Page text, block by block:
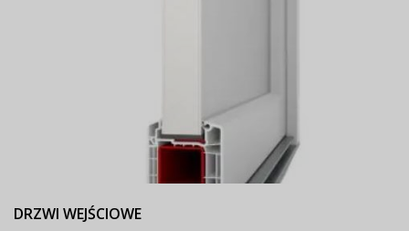
DRZWI WEJŚCIOWE